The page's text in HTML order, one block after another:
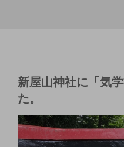
新屋山神社に「気
た。